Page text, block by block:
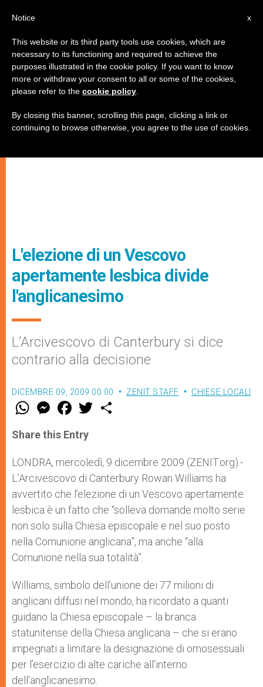
L'elezione di un Vescovo
apertamente lesbica divide
l'anglicanesimo
L’Arcivescovo di Canterbury si dice
contrario alla decisione
DICEMBRE 09, 2009 00:00 ZENIT STAFF CHIESE LOCALI
W
t
s
p
p
M
e
s
e
g
e
r
F
a
e
b
o
k
w
r
Share this Entry
LONDRA, mercoledì, 9 dicembre 2009 (ZENIT.org).-
L’Arcivescovo di Canterbury Rowan Williams ha
avvertito che l’elezione di un Vescovo apertamente
lesbica è un fatto che “solleva domande molto serie
non solo sulla Chiesa episcopale e nel suo posto
nella Comunione anglicana”, ma anche “alla
Comunione nella sua totalità”.
Williams, simbolo dell’unione dei 77 milioni di
anglicani diffusi nel mondo, ha ricordato a quanti
guidano la Chiesa episcopale – la branca
statunitense della Chiesa anglicana – che si erano
impegnati a limitare la designazione di omosessuali
per l’esercizio di alte cariche all’interno
dell’anglicanesimo.
x
Notice
This website or its third party tools use cookies, which are
necessary to its functioning and required to achieve the
purposes illustrated in the cookie policy. If you want to know
more or withdraw your consent to all or some of the cookies,
please refer to the cookie policy
By closing this banner, scrolling this page, clicking a link or
continuing to browse otherwise, you agree to the use of cookies.